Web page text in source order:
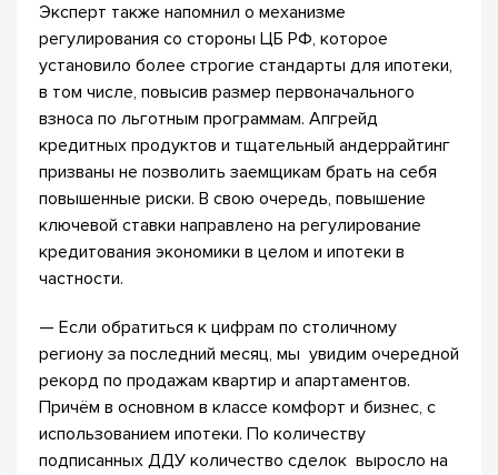
Эксперт также напомнил о механизме
регулирования со стороны ЦБ РФ, которое
установило более строгие стандарты для ипотеки,
в том числе, повысив размер первоначального
взноса по льготным программам. Апгрейд
кредитных продуктов и тщательный андеррайтинг
призваны не позволить заемщикам брать на себя
повышенные риски. В свою очередь, повышение
ключевой ставки направлено на регулирование
кредитования экономики в целом и ипотеки в
частности.
— Если обратиться к цифрам по столичному
региону за последний месяц, мы увидим очередной
рекорд по продажам квартир и апартаментов.
Причём в основном в классе комфорт и бизнес, с
использованием ипотеки. По количеству
подписанных ДДУ количество сделок выросло на